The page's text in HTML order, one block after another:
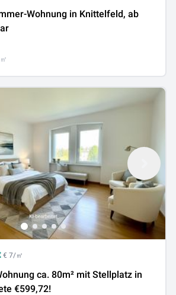
Wohnung in Knittelfeld, ab
€ 7/㎡
ca. 80m² mit Stellplatz in
€599,72!